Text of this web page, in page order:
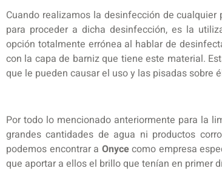
Cuando realizamos la desinfección de
para proceder a dicha desinfección, es la
opción totalmente errónea al hablar de
con la capa de barniz que tiene este material.
que le pueden causar el uso y las pisadas sobre
Por todo lo mencionado anteriormente para la
grandes cantidades de agua ni productos
podemos encontrar a Onycecomo empresa
que aportar a ellos el brillo que tenían en primer